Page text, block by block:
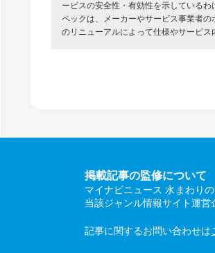
ービスの安全性・有効性を示している
ペックは、メーカーやサービス事業者
のリニューアルによって仕様やサービス
掲載記事の監修について
マイナビニュース 水まわり
当該ジャンル情報サイト運営
記事に関するお問い合わせは